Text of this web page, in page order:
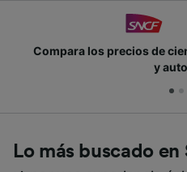
Compara los precios de
y autobús
Lo más buscado en